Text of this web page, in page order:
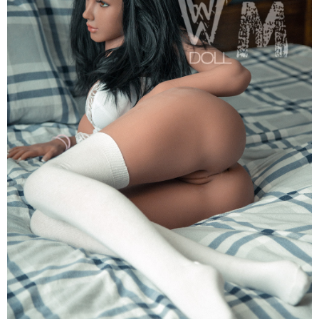
F
Anita
164cm
Thật,
Cao
Cấp,
Hot